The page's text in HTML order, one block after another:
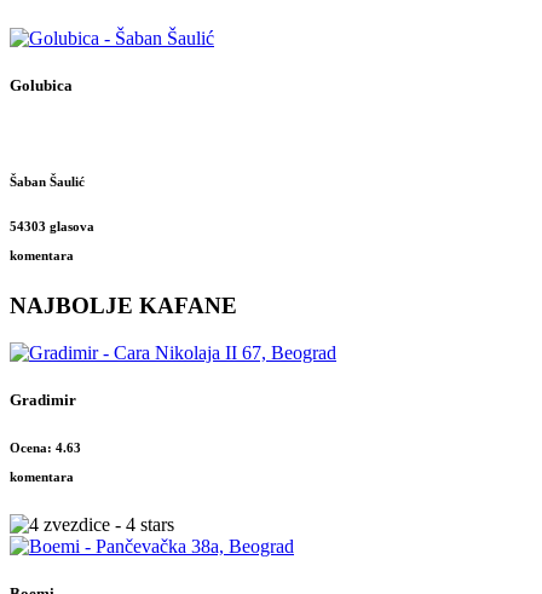
Golubica
Šaban Šaulić
54303 glasova
komentara
NAJBOLJE KAFANE
Gradimir
Ocena: 4.63
komentara